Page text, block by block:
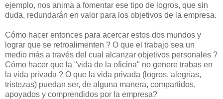
ejemplo, nos anima a fomentar ese tipo de logros, que sin
duda, redundarán en valor para los objetivos de la empresa.
Cómo hacer entonces para acercar estos dos mundos y
lograr que se retroalimenten ? O que el trabajo sea un
medio más a través del cual alcanzar objetivos personales ?
Cómo hacer que la "vida de la oficina" no genere trabas en
la vida privada ? O que la vida privada (logros, alegrías,
tristezas) puedan ser, de alguna manera, compartidos,
apoyados y comprendidos por la empresa?